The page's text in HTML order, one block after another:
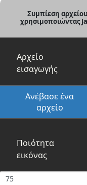
Συμπίεση αρχείου
χρησιμοποιώντας
Αρχείο
εισαγωγής
Ανέβασε ένα
αρχείο
Ποιότητα
εικόνας